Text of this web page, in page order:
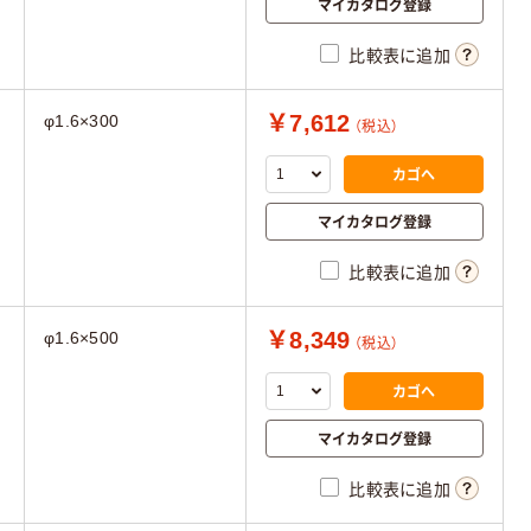
マイカタログ登録
比較表に追加
φ1.6×300 ￥7,612 （税込）
カゴへ
マイカタログ登録
比較表に追加
φ1.6×500 ￥8,349 （税込）
カゴへ
マイカタログ登録
比較表に追加